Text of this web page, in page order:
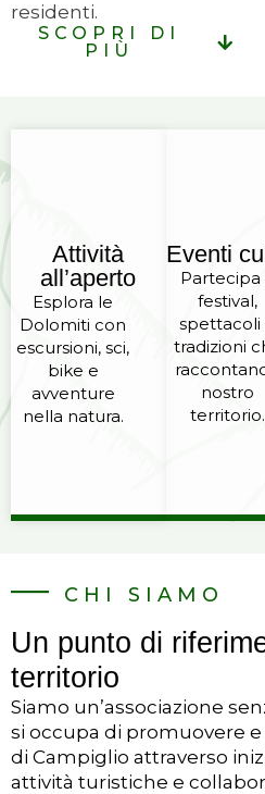
residenti.
SCOPRI DI
PIÙ
Attività
all’aperto
Esplora le
Dolomiti con
escursioni, sci,
bike e
avventure
nella natura.
Eventi
Partecipa
festival,
spettacoli
tradizioni
nostro
territorio.
CHI SIAMO
Un punto di
territorio
Siamo un’associazione
si occupa di promuovere
di Campiglio attraverso
attività turistiche e